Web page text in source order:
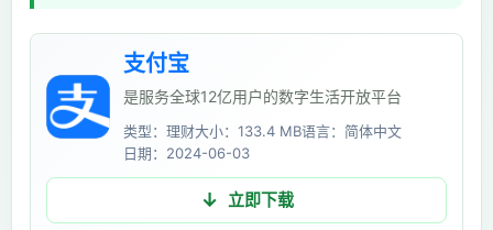
支付宝
是服务全球12亿用户的数字生活开放平台
类型：理财大小：133.4 MB语言：简体中文
日期：2024-06-03
立即下载